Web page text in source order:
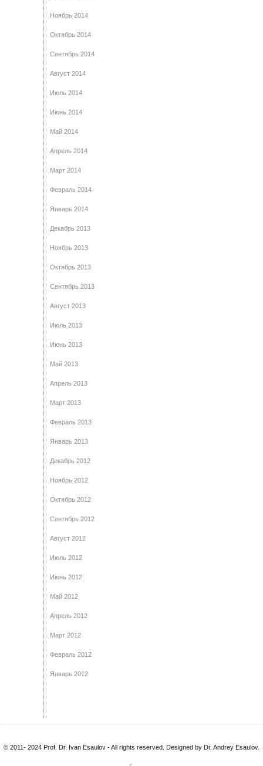
Ноябрь 2014
Октябрь 2014
Сентябрь 2014
Август 2014
Июль 2014
Июнь 2014
Май 2014
Апрель 2014
Март 2014
Февраль 2014
Январь 2014
Декабрь 2013
Ноябрь 2013
Октябрь 2013
Сентябрь 2013
Август 2013
Июль 2013
Июнь 2013
Май 2013
Апрель 2013
Март 2013
Февраль 2013
Январь 2013
Декабрь 2012
Ноябрь 2012
Октябрь 2012
Сентябрь 2012
Август 2012
Июль 2012
Июнь 2012
Май 2012
Апрель 2012
Март 2012
Февраль 2012
Январь 2012
© 2011- 2024 Prof. Dr. Ivan Esaulov - All rights reserved. Designed by Dr. Andrey Esaulov.